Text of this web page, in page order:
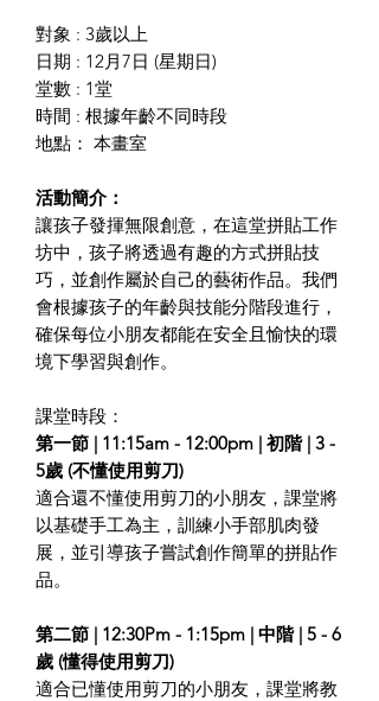
對象 : 3歲以上
日期 : 12月7日 (星期日)
堂數 : 1堂
時間 : 根據年齡不同時段
地點： 本畫室
活動簡介：
讓孩子發揮無限創意，在這堂拼貼工作
坊中，孩子將透過有趣的方式拼貼技
巧，並創作屬於自己的藝術作品。我們
會根據孩子的年齡與技能分階段進行，
確保每位小朋友都能在安全且愉快的環
境下學習與創作。
課堂時段：
第一節 | 11:15am - 12:00pm | 初階 | 3 -
5歲 (不懂使用剪刀)
適合還不懂使用剪刀的小朋友，課堂將
以基礎手工為主，訓練小手部肌肉發
展，並引導孩子嘗試創作簡單的拼貼作
品。
第二節 | 12:30Pm - 1:15pm | 中階 | 5 - 6
歲 (懂得使用剪刀)
適合已懂使用剪刀的小朋友，課堂將教